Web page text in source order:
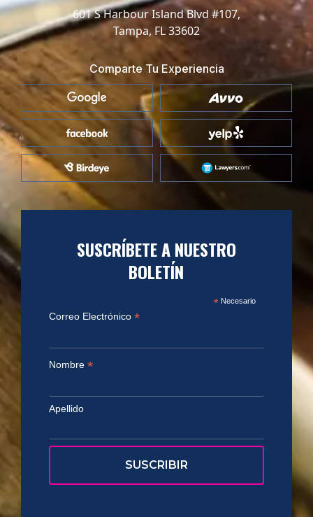
601 S Harbour Island Blvd #107,
Tampa, FL 33602
Comparte Tu Experiencia
SUSCRÍBETE A NUESTRO
BOLETÍN
*Necesario
Correo Electrónico *
Nombre *
Apellido